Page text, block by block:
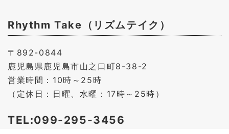
Rhythm Take（リズムテイク）
〒892-0844
鹿児島県鹿児島市山之口町8-38-2
営業時間：10時～25時
（定休日：日曜、水曜：17時～25時）
TEL:099-295-3456